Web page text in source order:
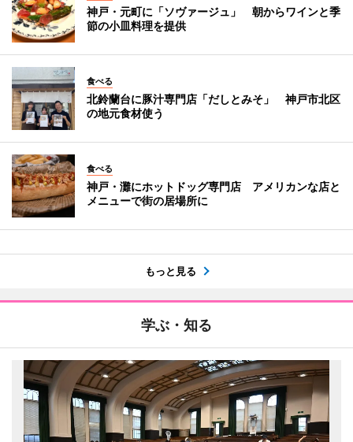
神戸・元町に「ソヴァージュ」 朝からワインと季
節の小皿料理を提供
食べる
北鈴蘭台に豚汁専門店「だしとみそ」 神戸市北区
の地元食材使う
食べる
神戸・灘にホットドッグ専門店 アメリカンな店と
メニューで街の居場所に
もっと見る
学ぶ・知る